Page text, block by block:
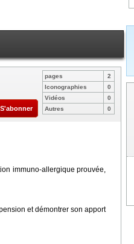
S'abonner
pages
2
Iconographies
0
Vidéos
0
Autres
0
immuno-allergique prouvée,
et démontrer son apport